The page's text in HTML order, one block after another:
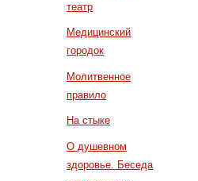
театр
Медицинский
городок
Молитвенное
правило
На стыке
О душевном
здоровье. Беседа